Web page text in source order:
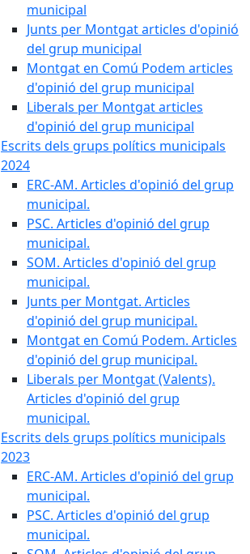
municipal
Junts per Montgat articles d'opinió
del grup municipal
Montgat en Comú Podem articles
d'opinió del grup municipal
Liberals per Montgat articles
d'opinió del grup municipal
Escrits dels grups polítics municipals
2024
ERC-AM. Articles d'opinió del grup
municipal.
PSC. Articles d'opinió del grup
municipal.
SOM. Articles d'opinió del grup
municipal.
Junts per Montgat. Articles
d'opinió del grup municipal.
Montgat en Comú Podem. Articles
d'opinió del grup municipal.
Liberals per Montgat (Valents).
Articles d'opinió del grup
municipal.
Escrits dels grups polítics municipals
2023
ERC-AM. Articles d'opinió del grup
municipal.
PSC. Articles d'opinió del grup
municipal.